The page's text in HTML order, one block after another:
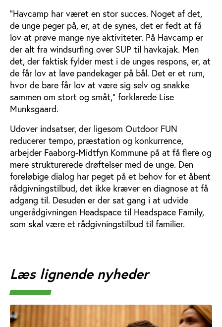
”Havcamp har været en stor succes. Noget af det,
de unge peger på, er, at de synes, det er fedt at få
lov at prøve mange nye aktiviteter. På Havcamp er
der alt fra windsurfing over SUP til havkajak. Men
det, der faktisk fylder mest i de unges respons, er, at
de får lov at lave pandekager på bål. Det er et rum,
hvor de bare får lov at være sig selv og snakke
sammen om stort og småt,” forklarede Lise
Munksgaard.
Udover indsatser, der ligesom Outdoor FUN
reducerer tempo, præstation og konkurrence,
arbejder Faaborg-Midtfyn Kommune på at få flere og
mere strukturerede drøftelser med de unge. Den
foreløbige dialog har peget på et behov for et åbent
rådgivningstilbud, det ikke kræver en diagnose at få
adgang til. Desuden er der sat gang i at udvide
ungerådgivningen Headspace til Headspace Family,
som skal være et rådgivningstilbud til familier.
Læs lignende nyheder